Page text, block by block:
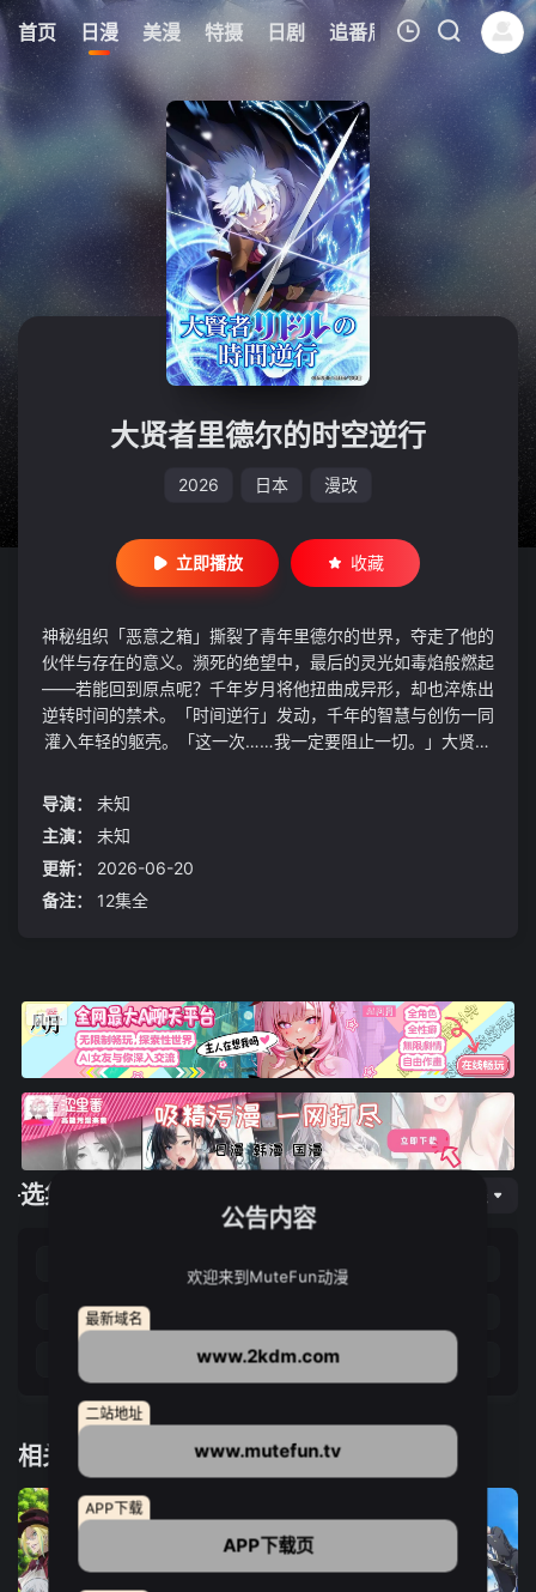
首页 日漫 美漫 特摄 日剧 追番周表 今日更新
5
我的观影记录
暂无观看影片的记录
大贤者里德尔的时空逆行
2026 日本 漫改
立即播放 收藏
神秘组织「恶意之箱」撕裂了青年里德尔的世界，夺走了他的
伙伴与存在的意义。濒死的绝望中，最后的灵光如毒焰般燃起
——若能回到原点呢？千年岁月将他扭曲成异形，却也淬炼出
逆转时间的禁术。「时间逆行」发动，千年的智慧与创伤一同
灌入年轻的躯壳。「这一次……我一定要阻止一切。」大贤者
导演：
未知
主演：
未知
更新：
2026-06-20
备注：
12集全
选集播放
第05集
第10集 第11集
相关推荐
公告内容
欢迎来到MuteFun动漫
最新域名
www.2kdm.com
二站地址
www.mutefun.tv
APP下载
APP下载页